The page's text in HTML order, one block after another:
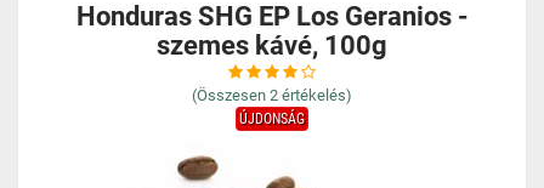
Honduras SHG EP Los Geranios -
szemes kávé, 100g
(Összesen 2 értékelés)
ÚJDONSÁG